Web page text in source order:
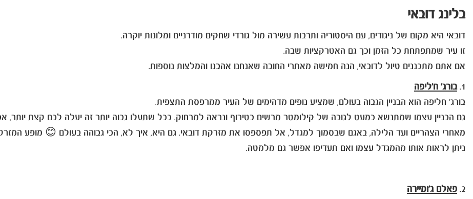
בלינג דובאי
דובאי היא מקום של ניגודים, עם היסטוריה ותרבות עשירה מול גורדי שחקים מודרניים ומלונות יוקרה.
זו עיר שמתפתחת כל הזמן וכך גם האטרקציות שבה.
אם אתם מתכננים טיול לדובאי, הנה חמישה מאתרי החובה שאנחנו אהבנו והמלצות נוספות.
1. בורג' ח'ליפה
בורג' חליפה הוא הבניין הגבוה בעולם, שמציע נופים מדהימים של העיר ממרפסת התצפית.
גם הבניין עצמו שמתנשא כמעט לגובה של קילומטר מרשים בטירוף ונראה למרחוק. ככל שתעלו גבוה יותר זה יעלה לכם קצת
מאחרי הצהריים ועד הלילה, באגם שבסמוך למגדל, אל תפספסו את מזרקת דובאי. גם היא, איך לא, הכי גבוהה בעולם 😊 מופע
ניתן לראות אותו מהמגדל עצמו ואם תעדיפו אפשר גם מלמטה.
2. פאלם ג'ומיירה